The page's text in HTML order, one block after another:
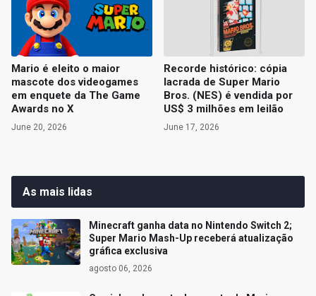
Mario é eleito o maior
mascote dos videogames
em enquete da The Game
Awards no X
June 20, 2026
Recorde histórico: cópia
lacrada de Super Mario
Bros. (NES) é vendida por
US$ 3 milhões em leilão
June 17, 2026
As mais lidas
Minecraft ganha data no Nintendo Switch 2;
Super Mario Mash-Up receberá atualização
gráfica exclusiva
agosto 06, 2026